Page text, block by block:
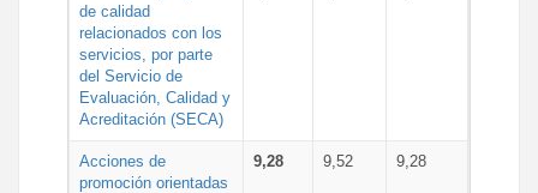
de calidad
relacionados con los
servicios, por parte
del Servicio de
Evaluación, Calidad y
Acreditación (SECA)
Acciones de
promoción orientadas
9,28 9,52 9,28